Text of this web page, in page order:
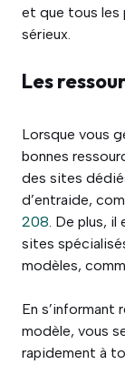
et que tous les
sérieux.
Les
Lorsque vous
bonnes
des sites
d’entraide,
208. De plus, il
sites
modèles,
En s’informant
modèle, vous
rapidement à